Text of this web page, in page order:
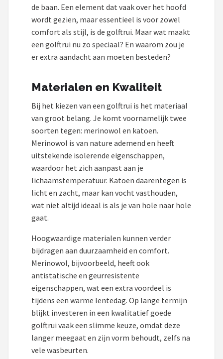
Nivard
Bovista
Skymax
Callaway
Wilson
FastFold
Alle merken →
de baan. Een element dat vaak over het hoofd
wordt gezien, maar essentieel is voor zowel
comfort als stijl, is de golftrui. Maar wat maakt
een golftrui nu zo speciaal? En waarom zou je
er extra aandacht aan moeten besteden?
Materialen en Kwaliteit
Bij het kiezen van een golftrui is het materiaal
van groot belang. Je komt voornamelijk twee
soorten tegen: merinowol en katoen.
Merinowol is van nature ademend en heeft
uitstekende isolerende eigenschappen,
waardoor het zich aanpast aan je
lichaamstemperatuur. Katoen daarentegen is
licht en zacht, maar kan vocht vasthouden,
wat niet altijd ideaal is als je van hole naar hole
gaat.
Hoogwaardige materialen kunnen verder
bijdragen aan duurzaamheid en comfort.
Merinowol, bijvoorbeeld, heeft ook
antistatische en geurresistente
eigenschappen, wat een extra voordeel is
tijdens een warme lentedag. Op lange termijn
blijkt investeren in een kwalitatief goede
golftrui vaak een slimme keuze, omdat deze
langer meegaat en zijn vorm behoudt, zelfs na
vele wasbeurten.